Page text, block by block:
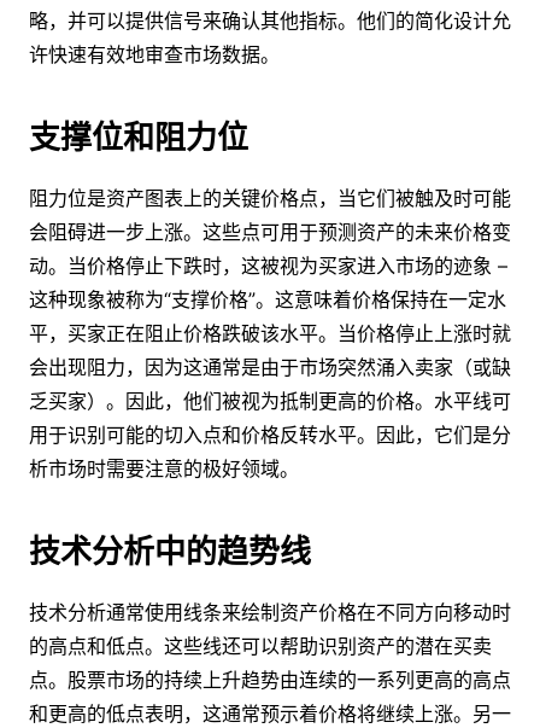
略，并可以提供信号来确认其他指标。他们的简化设计允
许快速有效地审查市场数据。
支撑位和阻力位
阻力位是资产图表上的关键价格点，当它们被触及时可能
会阻碍进一步上涨。这些点可用于预测资产的未来价格变
动。当价格停止下跌时，这被视为买家进入市场的迹象 –
这种现象被称为“支撑价格”。这意味着价格保持在一定水
平，买家正在阻止价格跌破该水平。当价格停止上涨时就
会出现阻力，因为这通常是由于市场突然涌入卖家（或缺
乏买家）。因此，他们被视为抵制更高的价格。水平线可
用于识别可能的切入点和价格反转水平。因此，它们是分
析市场时需要注意的极好领域。
技术分析中的趋势线
技术分析通常使用线条来绘制资产价格在不同方向移动时
的高点和低点。这些线还可以帮助识别资产的潜在买卖
点。股票市场的持续上升趋势由连续的一系列更高的高点
和更高的低点表明，这通常预示着价格将继续上涨。另一